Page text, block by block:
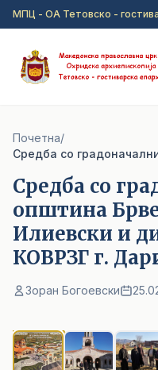
Прејди на главна
МПЦ - ОА Тетовско -
Почетна/
Cредба со
општина
Илиевски и
КОВРЗГ г.
Зоран Богоевски